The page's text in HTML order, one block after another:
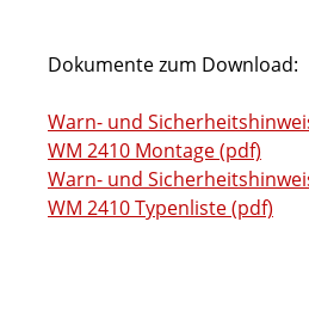
Dokumente zum Download:
Warn- und
WM 2410 Montage (pdf)
Warn- und
WM 2410 Typenliste (pdf)